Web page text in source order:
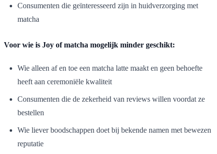
Consumenten die geïnteresseerd zijn in huidverzorging met
matcha
Voor wie is Joy of matcha mogelijk minder geschikt:
Wie alleen af en toe een matcha latte maakt en geen behoefte
heeft aan ceremoniële kwaliteit
Consumenten die de zekerheid van reviews willen voordat ze
bestellen
Wie liever boodschappen doet bij bekende namen met bewezen
reputatie